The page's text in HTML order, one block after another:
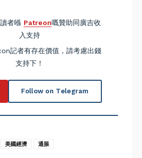
者喺 Patreon嘅贊助同廣吉收
入支持
記者有存在價值，請考慮出錢
支持下！
Follow on Telegram
美國經濟 通脹